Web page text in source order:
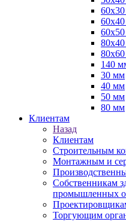
140
30 мм
40 мм
50 мм
80 мм
Клиентам
Назад
Клиентам
Строительным
Монтажным и
Собственникам
промышленных
Торгующим